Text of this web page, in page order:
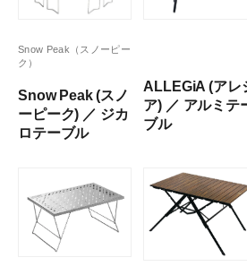
Snow Peak（スノーピー
ク）
Snow Peak (スノ
ーピーク) ／ ジカ
ロテーブル
ALLEGiA (アレ
ア) ／ アルミテ
ブル